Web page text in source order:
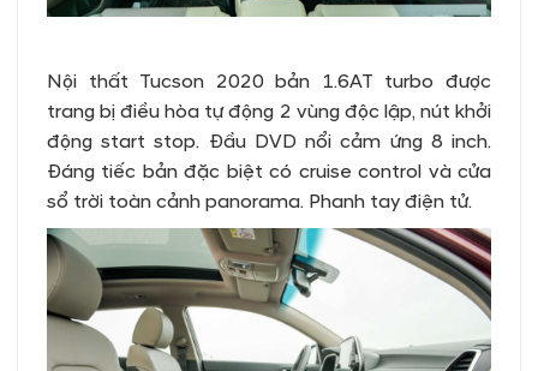
Nội thất Tucson 2020 bản 1.6AT turbo được
trang bị điều hòa tự động 2 vùng độc lập, nút khởi
động start stop. Đầu DVD nổi cảm ứng 8 inch.
Đáng tiếc bản đặc biệt có cruise control và cửa
sổ trời toàn cảnh panorama. Phanh tay điện tử.